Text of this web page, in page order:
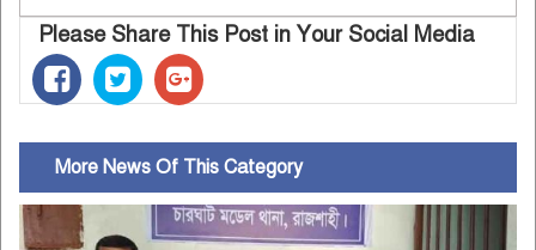
Please Share This Post in Your Social Media
More News Of This Category